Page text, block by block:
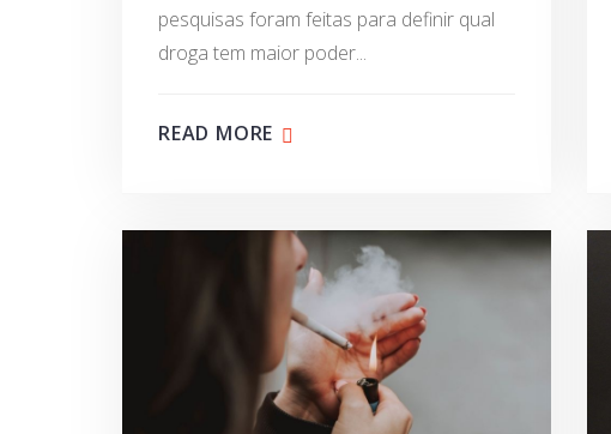
pesquisas foram feitas para definir qual
droga tem maior poder...
READ MORE